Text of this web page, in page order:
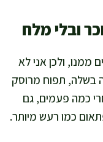
ובלי מלח
ולכן אני לא
בשלה, תפוח מרוסק
כמה פעמים, גם
כמו רעש מיותר.